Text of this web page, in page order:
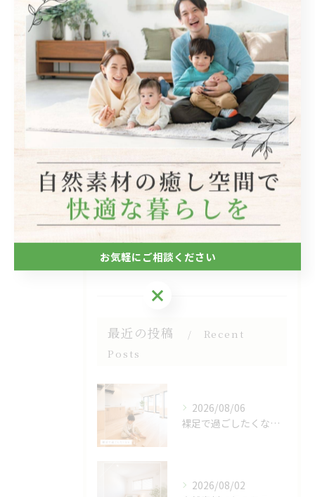
#無垢材 #宝塚市
カテゴリー Categories
全てのカテゴリー
自然素材
フローリング
断熱
キッチン
木造
最近の投稿
Recent
Posts
2026/08/06
裸足で過ごしたくなる、木のぬくもりを感じる床🌿
2026/08/02
お気軽にご相談ください
お気軽にご相談ください